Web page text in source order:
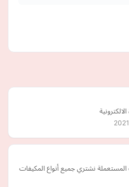
المستعملة نشتري جميع أنواع المكيفات